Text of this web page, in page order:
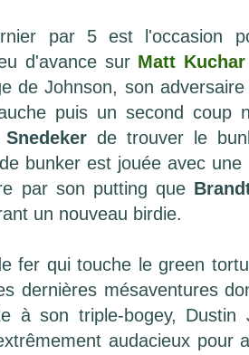
par 5 est l'occasion
d'avance sur Matt Kuchar
de Johnson, son
puis un second coup
Snedeker de trouver le
bunker est jouée avec
par son putting que
un nouveau birdie.
fer qui touche le green
dernières mésaventures
à son triple-bogey, Dustin
audacieux pour